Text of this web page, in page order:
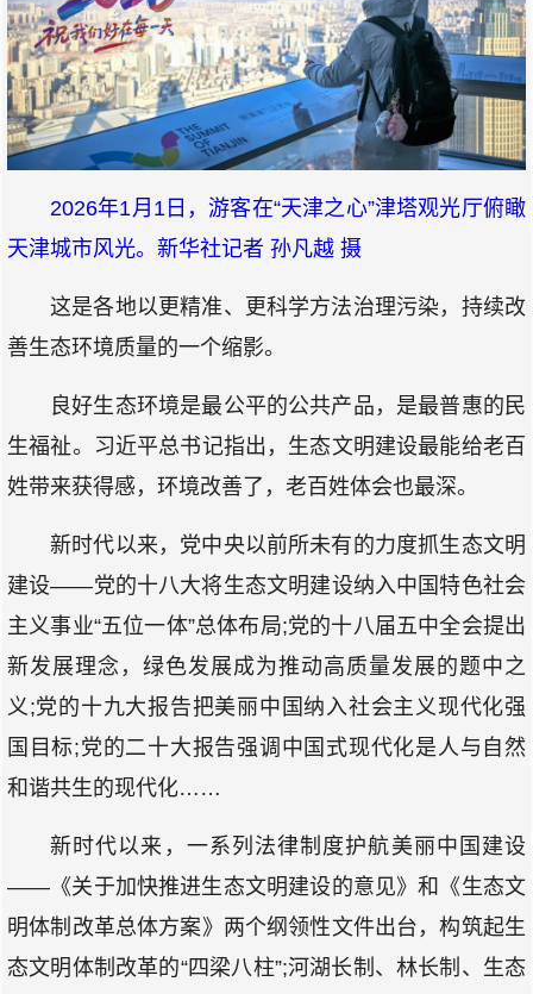
2026年1月1日，游客在“天津之心”津塔观光厅俯瞰
天津城市风光。新华社记者 孙凡越 摄
这是各地以更精准、更科学方法治理污染，持续改
善生态环境质量的一个缩影。
良好生态环境是最公平的公共产品，是最普惠的民
生福祉。习近平总书记指出，生态文明建设最能给老百
姓带来获得感，环境改善了，老百姓体会也最深。
新时代以来，党中央以前所未有的力度抓生态文明
建设——党的十八大将生态文明建设纳入中国特色社会
主义事业“五位一体”总体布局;党的十八届五中全会提出
新发展理念，绿色发展成为推动高质量发展的题中之
义;党的十九大报告把美丽中国纳入社会主义现代化强
国目标;党的二十大报告强调中国式现代化是人与自然
和谐共生的现代化……
新时代以来，一系列法律制度护航美丽中国建设
——《关于加快推进生态文明建设的意见》和《生态文
明体制改革总体方案》两个纲领性文件出台，构筑起生
态文明体制改革的“四梁八柱”;河湖长制、林长制、生态